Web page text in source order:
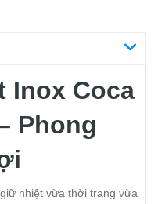
Inox Coca
Phong
nhiệt vừa thời trang vừa